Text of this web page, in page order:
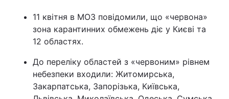
11 квітня в МОЗ повідомили, що «червона»
зона карантинних обмежень діє у Києві та
12 областях.
До переліку областей з «червоним» рівнем
небезпеки входили: Житомирська,
Закарпатська, Запорізька, Київська,